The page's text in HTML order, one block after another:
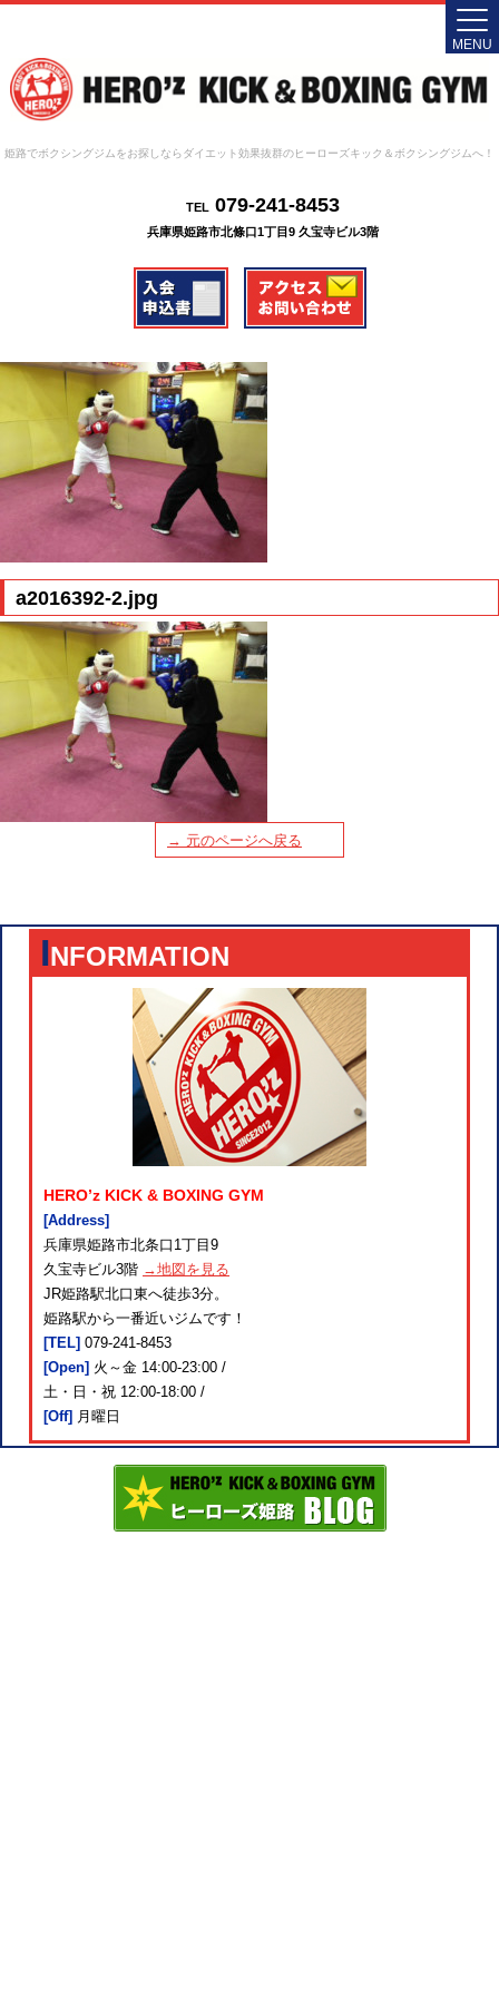
姫路でボクシングジムをお探しならダイエット効果抜群のヒーローズキック＆ボクシングジムへ！
TEL079-241-8453
兵庫県姫路市北條口1丁目9 久宝寺ビル3階
MENU
a2016392-2.jpg
→ 元のページへ戻る
INFORMATION
HERO’z KICK & BOXING GYM
[Address]
兵庫県姫路市北条口1丁目9
久宝寺ビル3階 →地図を見る
JR姫路駅北口東へ徒歩3分。
姫路駅から一番近いジムです！
[TEL] 079-241-8453
[Open] 火～金 14:00-23:00 /
土・日・祝 12:00-18:00 /
[Off] 月曜日